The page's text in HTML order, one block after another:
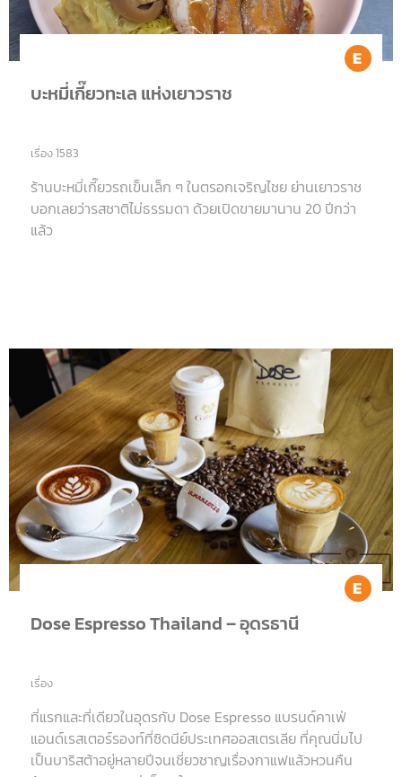
บะหมี่เกี๊ยวทะเล แห่งเยาวราช
เรื่อง 1583
ร้านบะหมี่เกี๊ยวรถเข็นเล็ก ๆ ในตรอกเจริญไชย ย่านเยาวราช
บอกเลยว่ารสชาติไม่ธรรมดา ด้วยเปิดขายมานาน 20 ปีกว่า
แล้ว
Dose Espresso Thailand – อุดรธานี
เรื่อง
ที่แรกและที่เดียวในอุดรกับ Dose Espresso แบรนด์คาเฟ่
แอนด์เรสเตอร์รองท์ที่ซิดนีย์ประเทศออสเตรเลีย ที่คุณนิ่มไป
เป็นบาริสต้าอยู่หลายปีจนเชี่ยวชาญเรื่องกาแฟแล้วหวนคืน